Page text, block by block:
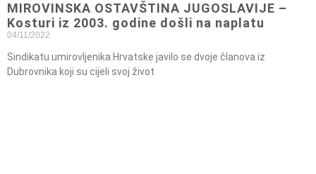
MIROVINSKA OSTAVŠTINA JUGOSLAVIJE –
Kosturi iz 2003. godine došli na naplatu
04/11/2022
Sindikatu umirovljenika Hrvatske javilo se dvoje članova iz
Dubrovnika koji su cijeli svoj život